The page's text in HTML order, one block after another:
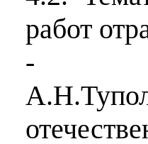
работ
-